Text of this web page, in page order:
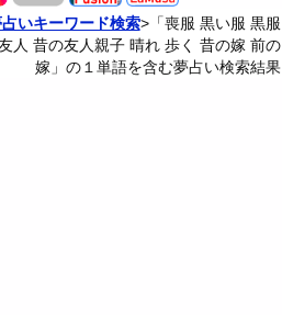
タ
いキーワード検索>「喪服 黒い服 黒服
人 昔の友人親子 晴れ 歩く 昔の嫁 前の
嫁」の１単語を含む夢占い検索結果